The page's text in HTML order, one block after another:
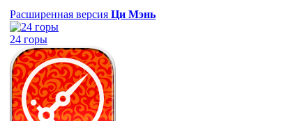
Расширенная версия Ци Мэнь
24 горы